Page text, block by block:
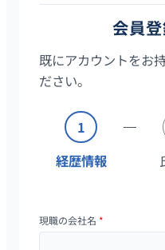
会員
既にアカウントをお
ださい。
1
経歴情報
現職の会社名 *